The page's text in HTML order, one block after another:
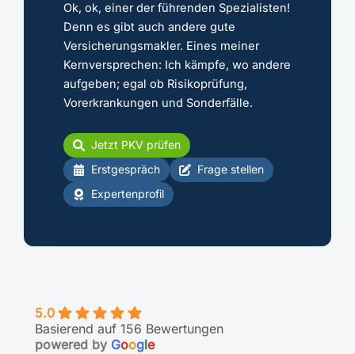
Ok, ok, einer der führenden Spezialisten!
Denn es gibt auch andere gute
Versicherungsmakler. Eines meiner
Kernversprechen: Ich kämpfe, wo andere
aufgeben; egal ob Risikoprüfung,
Vorerkrankungen und Sonderfälle.
Jetzt PKV prüfen
Erstgespräch
Frage stellen
Expertenprofil
5.0
Basierend auf 156 Bewertungen
powered by Google